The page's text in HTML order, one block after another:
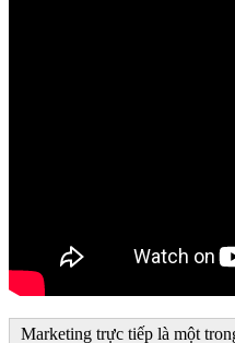
Marketing trực tiếp là một